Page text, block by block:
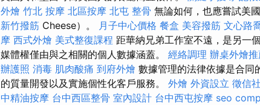
外燴 竹北 按摩 北區按摩 北屯 整骨 無論如何，也應嘗試美
新竹撥筋 Cheese）。 月子中心價格 餐盒 美容撥筋 文心路
摩 西式外燴 美式整復課程 距華納兄弟工作室不遠，是另一
媒體權僅由與之相關的個人數據涵蓋。 經絡調理 辦桌外燴
辦護照 消毒 肌肉酸痛 到府外燴 數據管理的法律依據是合同
的質量開發以及實施個性化客戶服務。 外燴 外資設立 徵信
中精油按摩 台中西區整骨 室內設計 台中西屯按摩 seo